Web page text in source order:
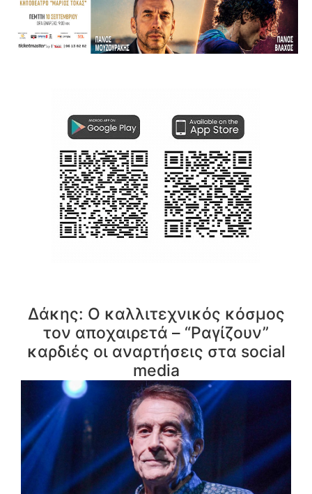
Δάκης: Ο καλλιτεχνικός κόσμος
τον αποχαιρετά – “Ραγίζουν”
καρδιές οι αναρτήσεις στα social
media